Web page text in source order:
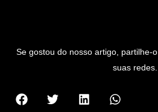
Se gostou do nosso artigo, partilhe-
suas redes.